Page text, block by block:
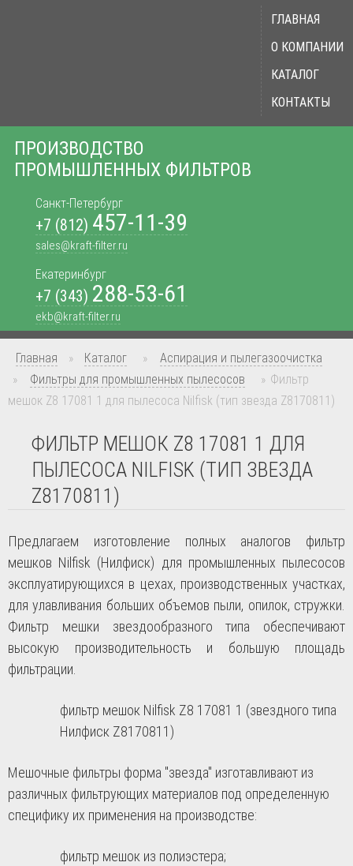
ПРОИЗВОДСТВО
ПРОМЫШЛЕННЫХ ФИЛЬТРОВ
Санкт-Петербург
+7 (812) 457-11-39
sales@kraft-filter.ru
Екатеринбург
+7 (343) 288-53-61
ekb@kraft-filter.ru
ГЛАВНАЯ
О КОМПАНИИ
КАТАЛОГ
КОНТАКТЫ
Главная » Каталог »
Аспирация и пылегазоочистка
»
Фильтры для промышленных пылесосов » Фильтр
мешок Z8 17081 1 для пылесоса Nilfisk (тип звезда Z8170811)
ФИЛЬТР МЕШОК Z8 17081 1 ДЛЯ
ПЫЛЕСОСА NILFISK (ТИП ЗВЕЗДА
Z8170811)
Предлагаем изготовление полных аналогов фильтр
мешков Nilfisk (Нилфиск) для промышленных пылесосов
эксплуатирующихся в цехах, производственных участках,
для улавливания больших объемов пыли, опилок, стружки.
Фильтр мешки звездообразного типа обеспечивают
высокую производительность и большую площадь
фильтрации.
фильтр мешок Nilfisk Z8 17081 1 (звездного типа
Нилфиск Z8170811)
Мешочные фильтры форма "звезда" изготавливают из
различных фильтрующих материалов под определенную
специфику их применения на производстве:
фильтр мешок из полиэстера;